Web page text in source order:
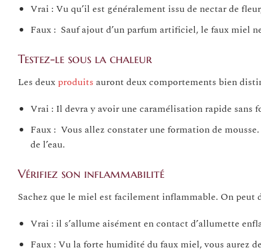
Vrai : Vu qu’il est généralement issu de nectar de
Faux : Sauf ajout d’un parfum artificiel, le faux miel
Testez-le sous la chaleur
Les deux produits auront deux comportements bien
Vrai : Il devra y avoir une caramélisation rapide sans
Faux : Vous allez constater une formation de
de l’eau.
Vérifiez son inflammabilité
Sachez que le miel est facilement inflammable. On
Vrai : il s’allume aisément en contact d’allumette
Faux : Vu la forte humidité du faux miel, vous aurez